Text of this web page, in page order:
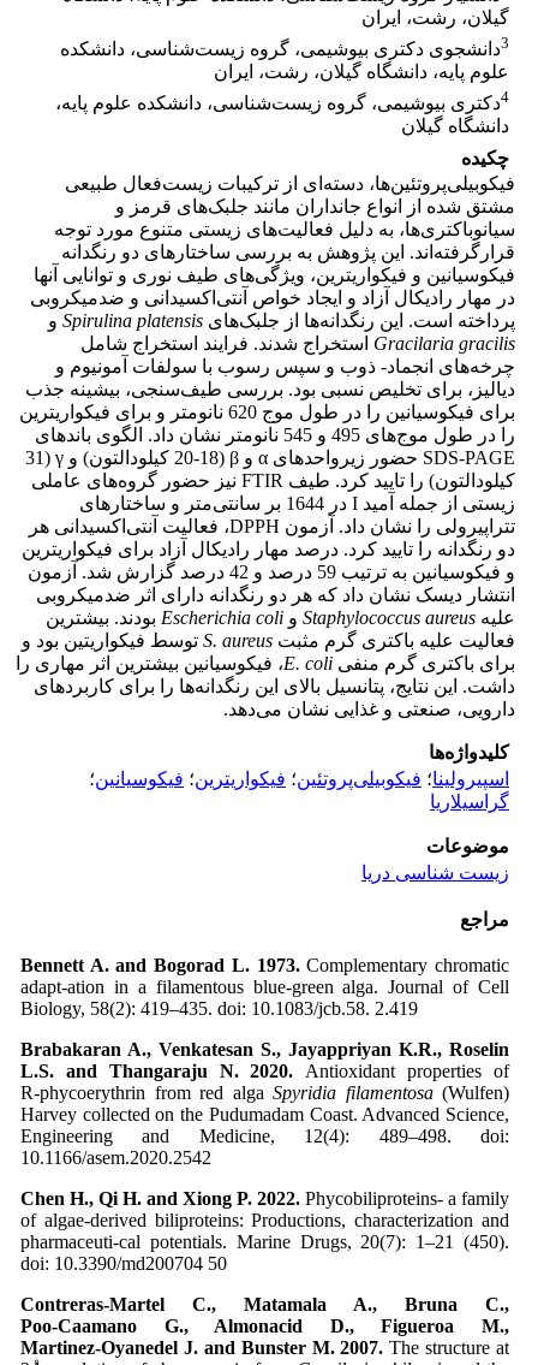
گیلان، رشت، ایران
3دانشجوی دکتری بیوشیمی، گروه زیست‌شناسی، دانشکده
علوم پایه، دانشگاه گیلان، رشت، ایران
4دکتری بیوشیمی، گروه زیست‌شناسی، دانشکده علوم پایه،
دانشگاه گیلان
چکیده
فیکوبیلی‌پروتئین‌ها، دسته‌ای از ترکیبات زیست‌فعال طبیعی
مشتق شده از انواع جانداران مانند جلبک‌های قرمز و
سیانوباکتری‌ها، به دلیل فعالیت‌های زیستی متنوع مورد توجه
قرارگرفته‌اند. این پژوهش به بررسی ساختار‌های دو رنگدانه
فیکوسیانین و فیکواریترین، ویژگی‌های طیف نوری و توانایی آنها
در مهار رادیکال آزاد و ایجاد خواص آنتی‌اکسیدانی و ضدمیکروبی
پرداخته است. این رنگدانه‌ها از جلبک‌های Spirulina platensis و
Gracilaria gracilis استخراج شدند. فرایند استخراج شامل
چرخه‌های انجماد- ذوب و سپس رسوب با سولفات آمونیوم و
دیالیز، برای تخلیص نسبی بود. بررسی طیف‌سنجی، بیشینه جذب
برای فیکوسیانین را در طول موج 620 نانومتر و برای فیکواریترین
را در طول موج‌های 495 و 545 نانومتر نشان داد. الگوی باندهای
SDS-PAGE حضور زیرواحدهای α و β (20-18 کیلودالتون) و γ (31
کیلودالتون) را تایید کرد. طیف FTIR نیز حضور گروه‌های عاملی
زیستی از جمله آمید I در 1644 بر سانتی‌متر و ساختارهای
تتراپیرولی را نشان داد. آزمون DPPH، فعالیت آنتی‌اکسیدانی هر
دو رنگدانه را تایید کرد. درصد مهار رادیکال آزاد برای فیکواریترین
و فیکوسیانین به ترتیب 59 درصد و 42 درصد گزارش شد. آزمون
انتشار دیسک نشان داد که هر دو رنگدانه دارای اثر ضدمیکروبی
علیه Staphylococcus aureus و Escherichia coli بودند. بیشترین
فعالیت علیه باکتری گرم مثبت S. aureus توسط فیکواریتین بود و
برای باکتری گرم منفی E. coli، فیکوسیانین بیشترین اثر مهاری را
داشت. این نتایج، پتانسیل بالای این رنگدانه‌ها را برای کاربردهای
دارویی، صنعتی و غذایی نشان می‌دهد.
کلیدواژه‌ها
اسپیرولینا؛ فیکوبیلی‌پروتئین؛ فیکواریترین؛ فیکوسیانین؛
گراسیلاریا
موضوعات
زیست شناسی دریا
مراجع
Bennett A. and Bogorad L. 1973.Complementary chromatic
adapt-ation in a filamentous blue-green alga. Journal of Cell
Biology, 58(2): 419–435. doi: 10.1083/jcb.58. 2.419
Brabakaran A., Venkatesan S., Jayappriyan K.R., Roselin
L.S. and Thangaraju N. 2020. Antioxidant properties of
R‑phycoerythrin from red alga Spyridia filamentosa(Wulfen)
Harvey collected on the Pudumadam Coast. Advanced Science,
Engineering and Medicine, 12(4): 489–498. doi:
10.1166/asem.2020.2542
Chen H., Qi H. and Xiong P. 2022. Phycobiliproteins- a family
of algae-derived biliproteins: Productions, characterization and
pharmaceuti-cal potentials. Marine Drugs, 20(7): 1–21 (450).
doi: 10.3390/md200704 50
Contreras-Martel C., Matamala A., Bruna C.,
Poo‑Caamano G., Almonacid D., Figueroa M.,
Martinez‑Oyanedel J. and Bunster M. 2007. The structure at